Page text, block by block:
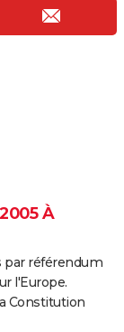
À
par référendum
l'Europe.
Constitution